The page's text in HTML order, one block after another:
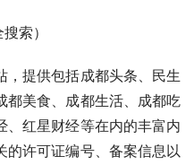
索）
，提供包括成都头条、民生
都美食、成都生活、成都吃
、红星财经等在内的丰富内
的许可证编号、备案信息以